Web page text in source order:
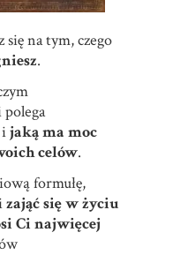
się na tym, czego
.
ijaką ma moc
celów.
formułę,
zająć się w życiu
Ci najwięcej